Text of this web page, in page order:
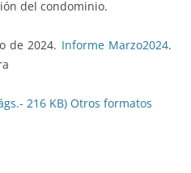
del condominio.
de 2024. Informe Marzo2024.
216 KB) Otros formatos